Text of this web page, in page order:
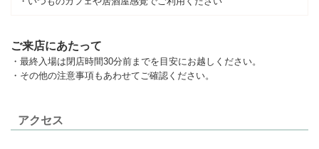
ご来店にあたって
・最終入場は閉店時間30分前までを目安にお越しください。
・その他の注意事項もあわせてご確認ください。
アクセス